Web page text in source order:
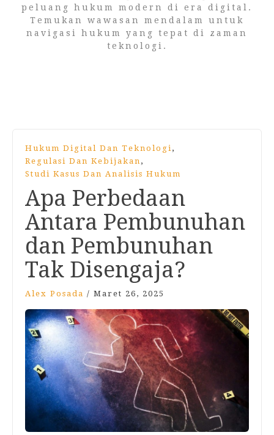
peluang hukum modern di era digital.
Temukan wawasan mendalam untuk
navigasi hukum yang tepat di zaman
teknologi.
Hukum Digital Dan Teknologi,
Regulasi Dan Kebijakan ,
Studi Kasus Dan Analisis Hukum
Apa Perbedaan
Antara Pembunuhan
dan Pembunuhan
Tak Disengaja?
Alex Posada / Maret 26, 2025